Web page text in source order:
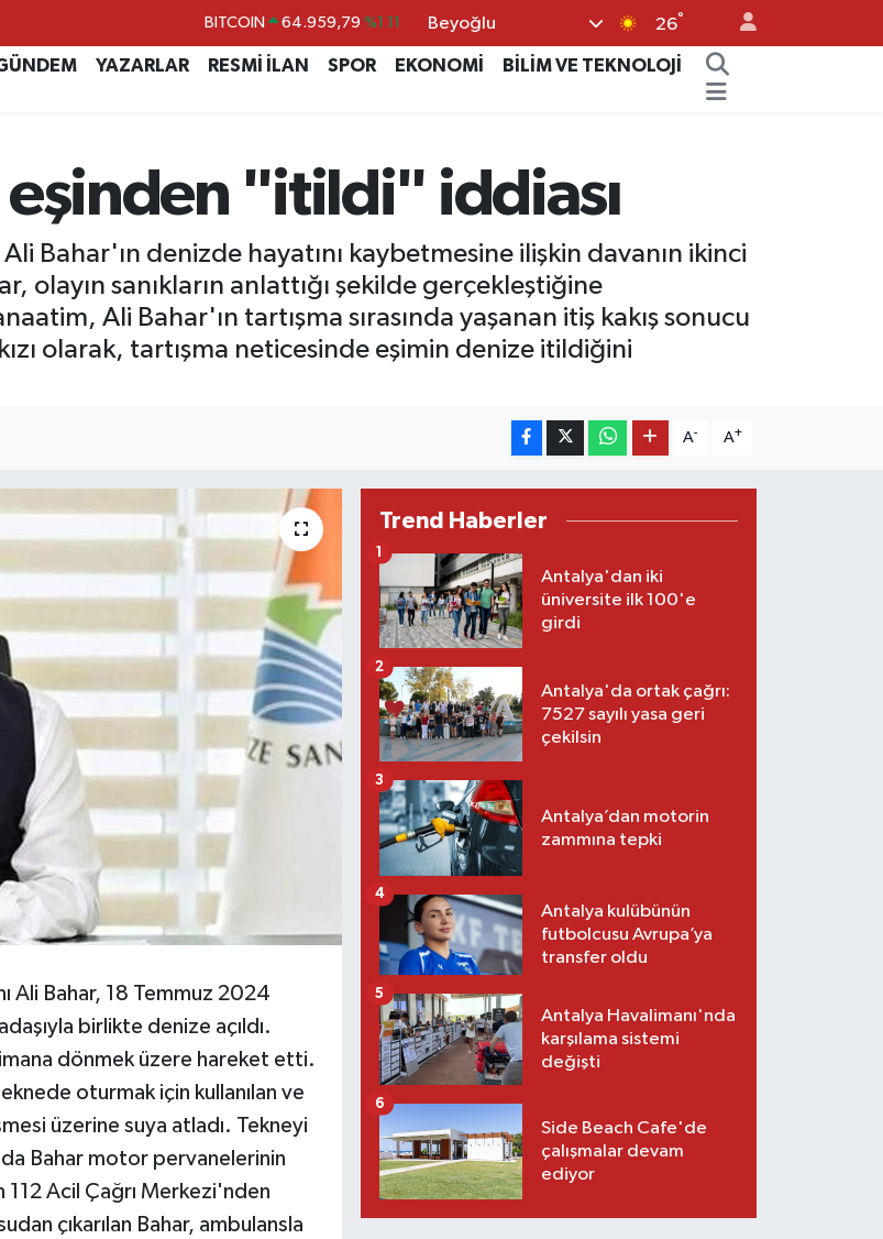
DOLAR 47,7436 %0.18
EURO 55,2510 %0.32
BİST100 13.779 %-14
64.959,79
Beyoğlu 26°
YAZARLAR RESMİ İLAN SPOR EKONOMİ
BİLİM VE TEKNOLOJİ
eşinden "itildi" iddiası
Bahar'ın denizde hayatını kaybetmesine ilişkin davanın ikinci
olayın sanıkların anlattığı şekilde gerçekleştiğine
Ali Bahar'ın tartışma sırasında yaşanan itiş kakış sonucu
olarak, tartışma neticesinde eşimin denize itildiğini
A- A+
Ali Bahar, 18 Temmuz 2024
birlikte denize açıldı.
dönmek üzere hareket etti.
oturmak için kullanılan ve
üzerine suya atladı. Tekneyi
Bahar motor pervanelerinin
112 Acil Çağrı Merkezi'nden
çıkarılan Bahar, ambulansla
Trend Haberler
Antalya'dan iki
üniversite ilk 100'e
girdi
1
Antalya'da ortak çağrı:
7527 sayılı yasa geri
çekilsin
2
Antalya’dan motorin
zammına tepki
3
Antalya kulübünün
futbolcusu Avrupa’ya
transfer oldu
4
Antalya Havalimanı'nda
karşılama sistemi
değişti
5
Side Beach Cafe'de
çalışmalar devam
ediyor
6